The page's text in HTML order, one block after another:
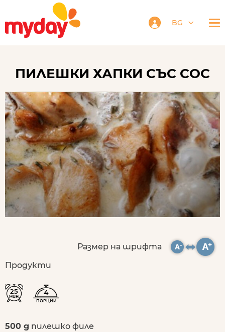
BG
ПИЛЕШКИ ХАПКИ СЪС СОС
Размер на шрифта
Продукти
25
мин. 4
ПОРЦИИ
500 g пилешко филе